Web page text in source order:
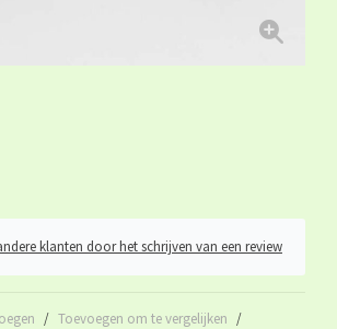
klanten door het schrijven van een review
/ Toevoegen om te vergelijken /